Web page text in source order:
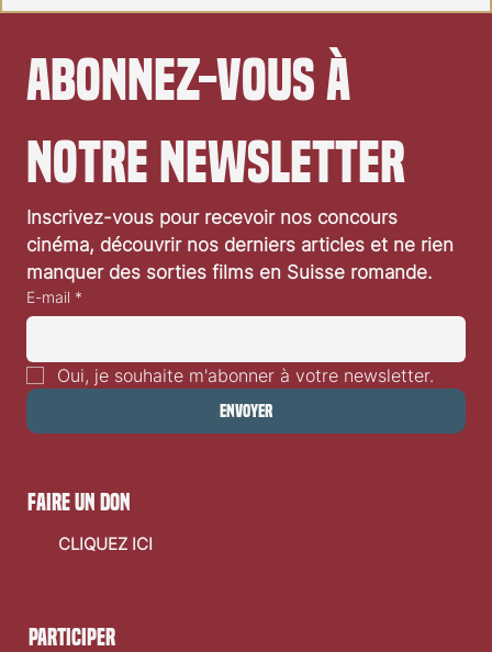
Cannes 2025, jour 1 : du muet et de la comédie musicale
Abonnez-vous à
notre newsletter
Inscrivez-vous pour recevoir nos concours
cinéma, découvrir nos derniers articles et ne rien
manquer des sorties films en Suisse romande.
E-mail *
Oui, je souhaite m'abonner à votre newsletter.
Envoyer
Participer
faire un don
CLIQUEZ ICI